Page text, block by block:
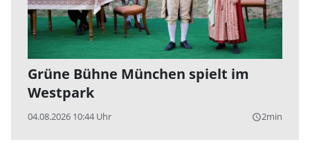
Grüne Bühne München spielt im
Westpark
04.08.2026 10:44 Uhr query_builder2min